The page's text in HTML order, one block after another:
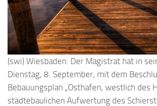
(swi) Wiesbaden: Der Magistrat hat in
Dienstag, 8. September, mit dem
Bebauungsplan „Osthafen, westlich des
städtebaulichen Aufwertung des